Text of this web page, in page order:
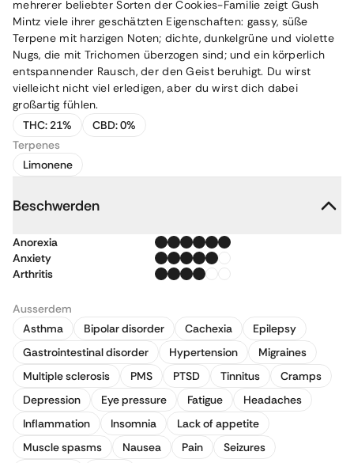
mehrerer beliebter Sorten der Cookies-Familie zeigt Gush
Mintz viele ihrer geschätzten Eigenschaften: gassy, süße
Terpene mit harzigen Noten; dichte, dunkelgrüne und violette
Nugs, die mit Trichomen überzogen sind; und ein körperlich
entspannender Rausch, der den Geist beruhigt. Du wirst
vielleicht nicht viel erledigen, aber du wirst dich dabei
großartig fühlen.
THC:21% CBD:0%
Terpenes
Limonene
Beschwerden
Anorexia
Anxiety
Arthritis
Ausserdem
Asthma
Bipolar disorder Cachexia
Epilepsy
Gastrointestinal disorder
Hypertension
Migraines
Multiple sclerosis
PMS PTSD Tinnitus
Cramps
Depression
Eye pressure Fatigue
Headaches
Inflammation
Insomnia
Lack of appetite
Muscle spasms
Nausea Pain
Seizures